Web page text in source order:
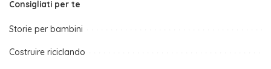
Consigliati per te
Storie per bambini
Costruire riciclando